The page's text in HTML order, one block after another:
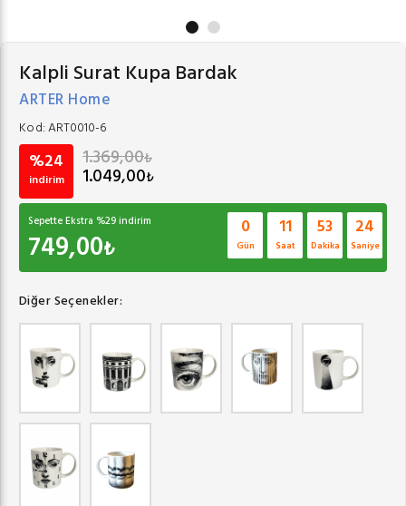
Kalpli Surat Kupa Bardak
ARTER Home
Kod:ART0010-6
%24
indirim
1.369,00₺
1.049,00₺
Sepette Ekstra %29indirim
749,00₺
0
Gün
11
Saat
53
Dakika
23
Saniye
Diğer Seçenekler: